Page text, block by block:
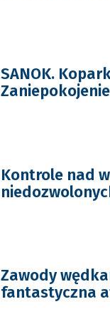
SANOK.
Kontrole nad
Zawody
fantastyczna